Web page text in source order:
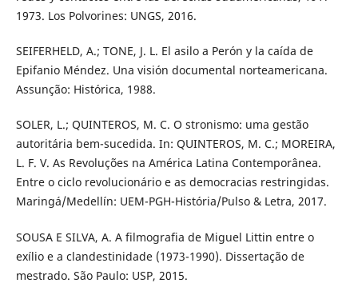
1973. Los Polvorines: UNGS, 2016.
SEIFERHELD, A.; TONE, J. L. El asilo a Perón y la caída de
Epifanio Méndez. Una visión documental norteamericana.
Assunção: Histórica, 1988.
SOLER, L.; QUINTEROS, M. C. O stronismo: uma gestão
autoritária bem-sucedida. In: QUINTEROS, M. C.; MOREIRA,
L. F. V. As Revoluções na América Latina Contemporânea.
Entre o ciclo revolucionário e as democracias restringidas.
Maringá/Medellín: UEM-PGH-História/Pulso & Letra, 2017.
SOUSA E SILVA, A. A filmografia de Miguel Littin entre o
exílio e a clandestinidade (1973-1990). Dissertação de
mestrado. São Paulo: USP, 2015.